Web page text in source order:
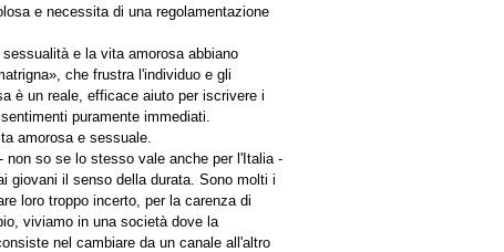
e necessita di una regolamentazione
e la vita amorosa abbiano
che frustra l'individuo e gli
è un reale, efficace aiuto per iscrivere i
puramente immediati.
amorosa e sessuale.
non so se lo stesso vale anche per l'Italia -
giovani il senso della durata. Sono molti i
loro troppo incerto, per la carenza di
viviamo in una società dove la
nel cambiare da un canale all'altro